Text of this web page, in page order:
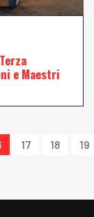
e Maestri
17 18 19